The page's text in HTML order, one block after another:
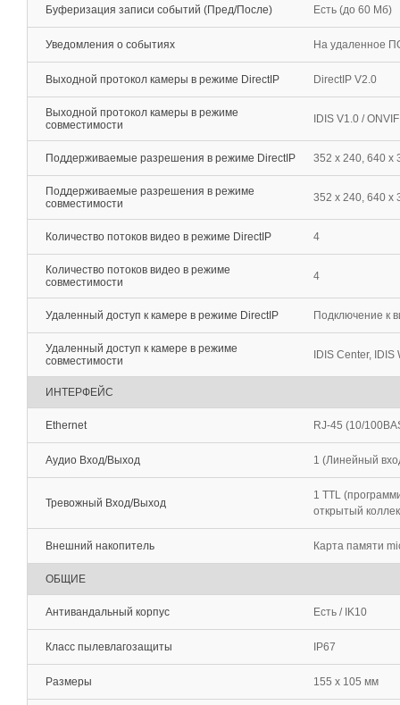
Буферизация записи событий (Пред/После) Есть (до 60 Мб)
Уведомления о событиях На удаленное
Выходной протокол камеры в режиме DirectIP DirectIP V2.0
Выходной протокол камеры в режиме
совместимости
IDIS V1.0 /
Поддерживаемые разрешения в режиме DirectIP 352 x 240, 640 x
Поддерживаемые разрешения в режиме
совместимости
352 x 240, 640 х
Количество потоков видео в режиме DirectIP 4
Количество потоков видео в режиме
совместимости
4
Удаленный доступ к камере в режиме DirectIP Подключение к
Удаленный доступ к камере в режиме
совместимости
IDIS Center,
ИНТЕРФЕЙС
Ethernet RJ-45 (10/
Аудио Вход/Выход 1 (Линейный
Тревожный Вход/Выход
1 TTL
открытый
Внешний накопитель Карта памяти
ОБЩИЕ
Антивандальный корпус Есть / IK10
Класс пылевлагозащиты IP67
Размеры 155 x 105 мм